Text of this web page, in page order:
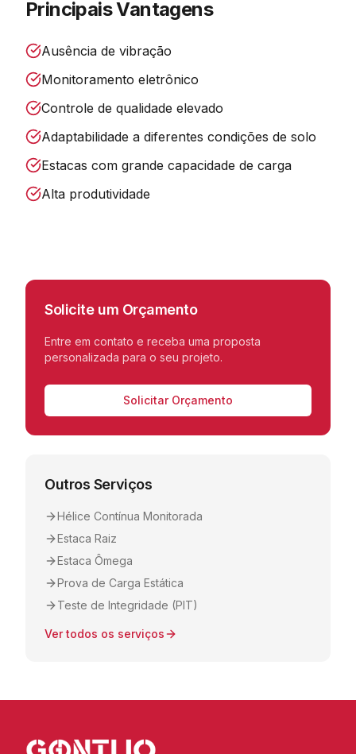
Principais Vantagens
Ausência de vibração
Monitoramento eletrônico
Controle de qualidade elevado
Adaptabilidade a diferentes condições de solo
Estacas com grande capacidade de carga
Alta produtividade
Solicite um Orçamento
Entre em contato e receba uma proposta
personalizada para o seu projeto.
Solicitar Orçamento
Outros Serviços
Hélice Contínua Monitorada
Estaca Raiz
Estaca Ômega
Prova de Carga Estática
Teste de Integridade (PIT)
Ver todos os serviços